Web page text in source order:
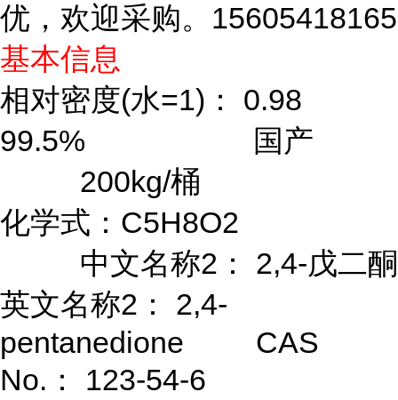
优，欢迎采购。15605418165
基本信息
相对密度(水=1)： 0.98
99.5% 国产
200kg/桶
化学式：C5H8O2
中文名称2： 2,4-戊二酮
英文名称2： 2,4-
pentanedione CAS
No.： 123-54-6